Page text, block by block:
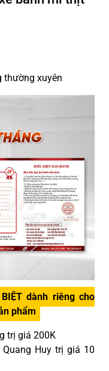
thường xuyên
dành riêng cho
phẩm
trị giá 200K
Huy trị giá 10